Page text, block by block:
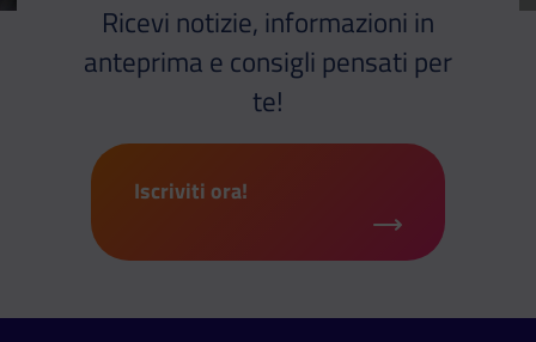
Ricevi notizie, informazioni in
anteprima e consigli pensati per
te!
Iscriviti ora!